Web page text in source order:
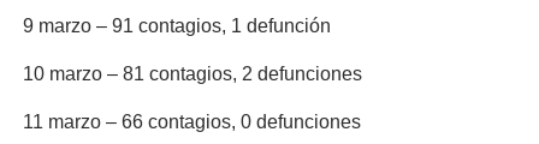
9 marzo – 91 contagios, 1 defunción
10 marzo – 81 contagios, 2 defunciones
11 marzo – 66 contagios, 0 defunciones